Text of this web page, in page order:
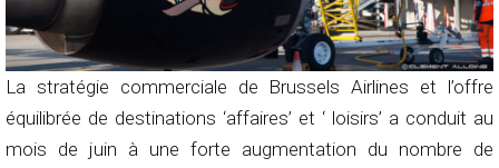
La stratégie commerciale de Brussels Airlines et l’offre
équilibrée de destinations ‘affaires’ et ‘ loisirs’ a conduit au
mois de juin à une forte augmentation du nombre de